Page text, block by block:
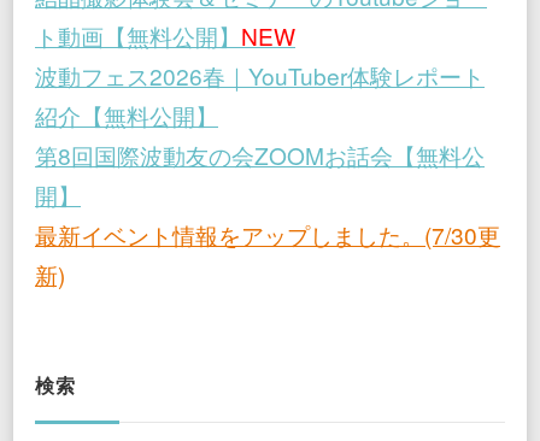
ト動画【無料公開】 NEW
波動フェス2026春｜YouTuber体験レポート
紹介【無料公開】
第8回国際波動友の会ZOOMお話会【無料公
開】
最新イベント情報をアップしました。(7/30更
新)
検索